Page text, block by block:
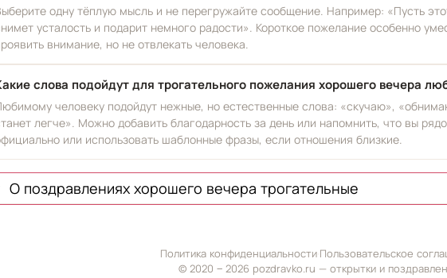
одну тёплую мысль и не перегружайте сообщение. Например: «Пусть
усталость и подарит немного радости». Короткое пожелание особенно
внимание, но не отвлекать человека.
слова подойдут для трогательного пожелания хорошего вечера
человеку подойдут нежные, но естественные слова: «скучаю»,
легче». Можно добавить благодарность за день или напомнить, что вы
или использовать шаблонные фразы, если отношения близкие.
О поздравлениях хорошего вечера трогательные
Политика конфиденциальности· Пользовательское
© 2020 ‒ 2026 pozdravko.ru — открытки и